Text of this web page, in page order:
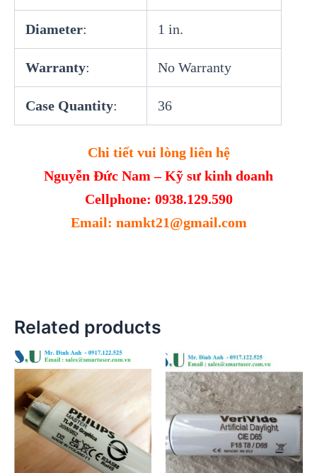
Diameter: 1 in.
Warranty: No Warranty
Case Quantity: 36
Chi tiết vui lòng liên hệ
Nguyễn Đức Nam – Kỹ sư kinh doanh
Cellphone: 0938.129.590
Email: namkt21@gmail.com
Related products